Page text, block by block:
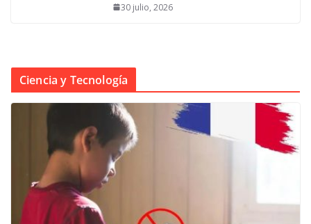
30 julio, 2026
Ciencia y Tecnología